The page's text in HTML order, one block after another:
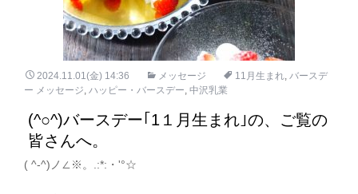
2024.11.01(金) 14:36 メッセージ 11月生まれ, バースデ
ー メッセージ, ハッピー・バースデー, 中沢乳業
(^○^)バースデー｢1１月生まれ｣の、ご覧の
皆さんへ。
( ^-^)ノ∠※。.:*:・'°☆